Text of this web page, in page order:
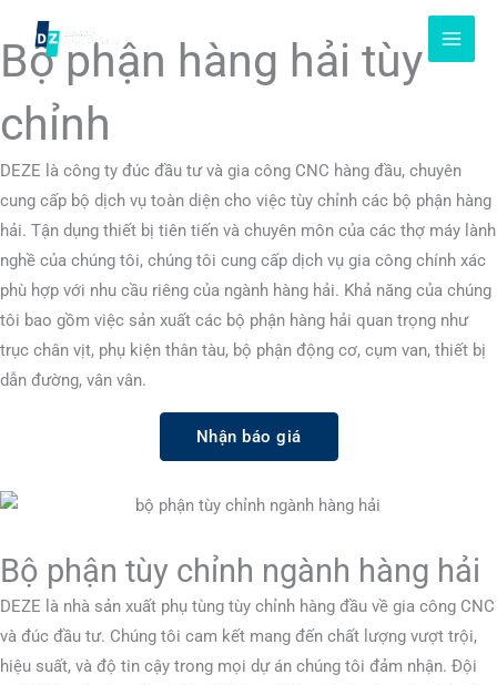
đến
nội
dung
Bộ phận hàng hải tùy
chỉnh
DEZE là công ty đúc đầu tư và gia công CNC hàng đầu, chuyên
cung cấp bộ dịch vụ toàn diện cho việc tùy chỉnh các bộ phận hàng
hải. Tận dụng thiết bị tiên tiến và chuyên môn của các thợ máy lành
nghề của chúng tôi, chúng tôi cung cấp dịch vụ gia công chính xác
phù hợp với nhu cầu riêng của ngành hàng hải. Khả năng của chúng
tôi bao gồm việc sản xuất các bộ phận hàng hải quan trọng như
trục chân vịt, phụ kiện thân tàu, bộ phận động cơ, cụm van, thiết bị
dẫn đường, vân vân.
Nhận báo giá
Bộ phận tùy chỉnh ngành hàng hải
DEZE là nhà sản xuất phụ tùng tùy chỉnh hàng đầu về gia công CNC
và đúc đầu tư. Chúng tôi cam kết mang đến chất lượng vượt trội,
hiệu suất, và độ tin cậy trong mọi dự án chúng tôi đảm nhận. Đội